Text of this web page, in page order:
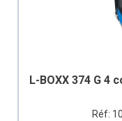
L-BOXX 374 G 4
Réf: